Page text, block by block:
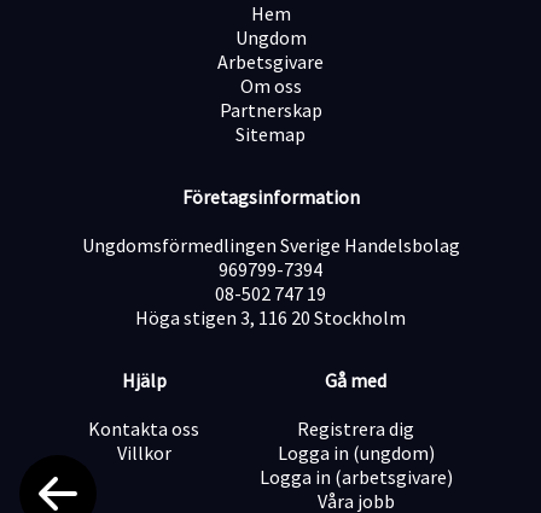
adam.wilander@jobway.se.
Handla Bil är en växande aktör inom begagnade bilar
där fokus ligger på affärer, relationer och ett starkt
team. På Handla Bil strävar vi alltid efter att ge våra
kunder den bästa möjliga upplevelsen oavsett om du
distansköp.Vår personal kommer att hjälpa dig genom
till att du får all information du behöver för att fatta
ett välgrundat beslut.
Vi fokuserar på din kompetens, inte dina övriga
Hem
Ungdom
Arbetsgivare
Om oss
Partnerskap
Sitemap
Företagsinformation
Ungdomsförmedlingen Sverige Handelsbolag
969799-7394
08-502 747 19
Höga stigen 3, 116 20 Stockholm
Hjälp
Kontakta oss
Villkor
Gå med
Registrera dig
Logga in (ungdom)
Logga in (arbetsgivare)
Våra jobb